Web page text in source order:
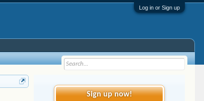
Log in or Sign up
Sign up now!